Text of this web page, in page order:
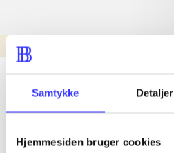
Samtykke Detaljer
Hjemmesiden bruger cookies
Nyhed
lorem ipsum dolor sit amet ...